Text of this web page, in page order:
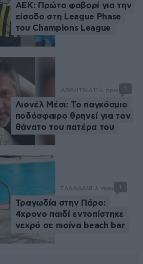
ΑΕΚ: Πρώτο φαβορί για την
είσοδο στη League Phase
του Champions League
ΑΘΛΗΤΙΚΑ 11 λ. πριν 1
Λιονέλ Μέσι: Το παγκόσμιο
ποδόσφαιρο θρηνεί για τον
θάνατο του πατέρα του
ΕΛΛΑΔΑ 18 λ. πριν
Τραγωδία στην Πάρο:
4χρονο παιδί εντοπίστηκε
νεκρό σε πισίνα beach bar